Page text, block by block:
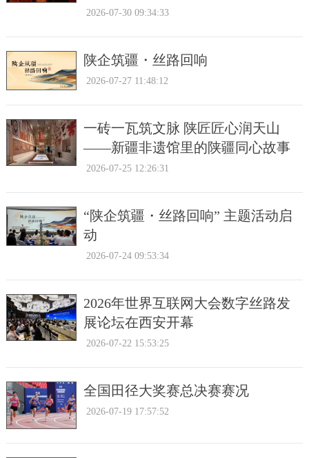
2026-07-30 09:34:33
陕企筑疆・丝路回响
2026-07-27 11:48:12
一砖一瓦筑文脉 陕匠匠心润天山
——新疆非遗馆里的陕疆同心故事
2026-07-25 12:26:31
“陕企筑疆・丝路回响” 主题活动启
动
2026-07-24 09:53:34
2026年世界互联网大会数字丝路发
展论坛在西安开幕
2026-07-22 15:53:25
全国田径大奖赛总决赛赛况
2026-07-19 17:57:52